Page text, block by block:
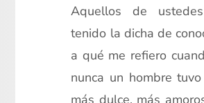
Aquellos de
tenido la dicha de
a qué me refiero
nunca un hombre